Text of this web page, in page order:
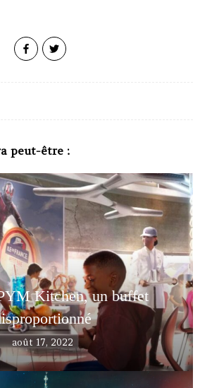
peut-être :
Kitchen, un buffet
août 17, 2022